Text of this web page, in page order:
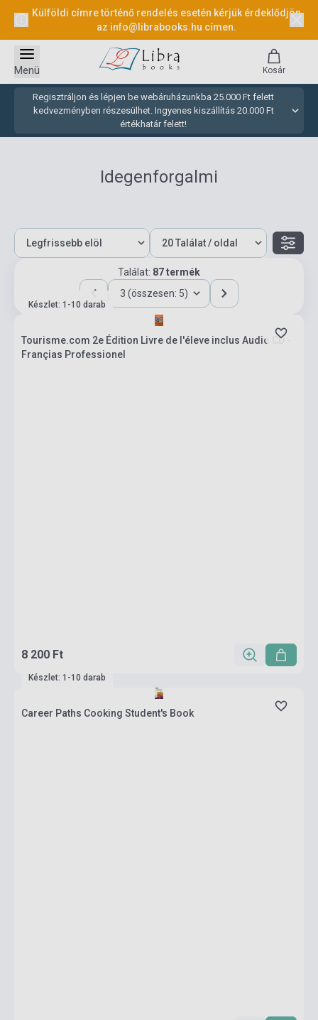
Külföldi címre történő rendelés esetén kérjük érdeklődjön
az info@librabooks.hu címen.
Regisztráljon és lépjen be webáruházunkba 25.000 Ft felett
kedvezményben részesülhet. Ingyenes kiszállítás 20.000 Ft
értékhatár felett!
Menü Kosár
Idegenforgalmi
Találat: 87 termék
3 (összesen: 5)
Készlet: 1-10 darab
Tourisme.com 2e Édition Livre de l'éleve inclus Audio CD -
Françias Professionel
8 200 Ft
Készlet: 1-10 darab
Career Paths Cooking Student's Book